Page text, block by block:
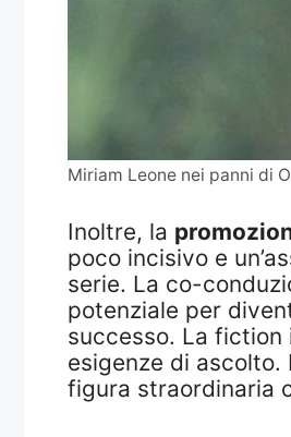
Miriam Leone nei panni di
Inoltre, la
poco incisivo e
serie. La co-
potenziale per
successo. La
esigenze di ascolto.
figura straordinaria